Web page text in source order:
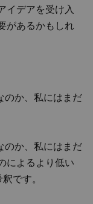
イデアを受け入
があるかもしれ
のか、私にはまだ
のか、私にはまだ
によるより低い
です。